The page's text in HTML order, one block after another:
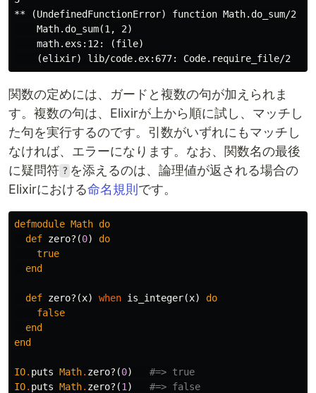
** (UndefinedFunctionError) function Math.do_sum/2
    Math.do_sum(1, 2)
    math.exs:12: (file)
関数の定めには、ガードと複数の句が加えられま
す。複数の句は、Elixirが上から順に試し、マッチし
た句を実行するのです。引数がいずれにもマッチし
なければ、エラーになります。なお、関数名の最後
に疑問符 ? を添えるのは、論理値が返される場合の
Elixirにおける命名規則です。
defmodule Math do
def zero? (0)
do
true
end
def zero? (x) when is_integer(x)
do
false
end
end
IO. puts Math. zero? (0)
#=> true
IO. puts Math. zero? (1 )
#=> false